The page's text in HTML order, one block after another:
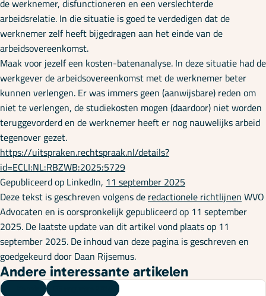
de werknemer, disfunctioneren en een verslechterde
arbeidsrelatie. In die situatie is goed te verdedigen dat de
werknemer zelf heeft bijgedragen aan het einde van de
arbeidsovereenkomst.
Maak voor jezelf een kosten-batenanalyse. In deze situatie had de
werkgever de arbeidsovereenkomst met de werknemer beter
kunnen verlengen. Er was immers geen (aanwijsbare) reden om
niet te verlengen, de studiekosten mogen (daardoor) niet worden
teruggevorderd en de werknemer heeft er nog nauwelijks arbeid
tegenover gezet.
https://uitspraken.rechtspraak.nl/details?
id=ECLI:NL:RBZWB:2025:5729
Gepubliceerd op LinkedIn,11 september 2025
Deze tekst is geschreven volgens deredactionele richtlijnenWVO
Advocaten en is oorspronkelijk gepubliceerd op 11 september
2025. De laatste update van dit artikel vond plaats op 11
september 2025. De inhoud van deze pagina is geschreven en
goedgekeurd door Daan Rijsemus.
Andere interessante artikelen